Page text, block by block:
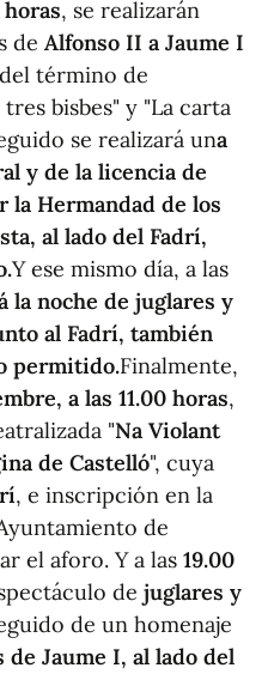
, se realizarán
de Alfonso II a Jaume I
término de
bisbes" y "La carta
se realizará una
y de la licencia de
la Hermandad de los
al lado del Fadrí,
Y ese mismo día, a las
la noche de juglares y
al Fadrí, también
permitido.Finalmente,
a las 11.00 horas,
"Na Violant
de Castelló", cuya
, e inscripción en la
de
el aforo. Y a las 19.00
de juglares y
de un homenaje
Jaume I, al lado del